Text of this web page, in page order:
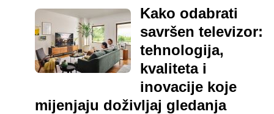
reći da je industrija
spremna ponuditi vam
iskustvo kakvo
zaslužujete.
Kako odabrati
savršen televizor:
tehnologija,
kvaliteta i
inovacije koje
mijenjaju doživljaj gledanja